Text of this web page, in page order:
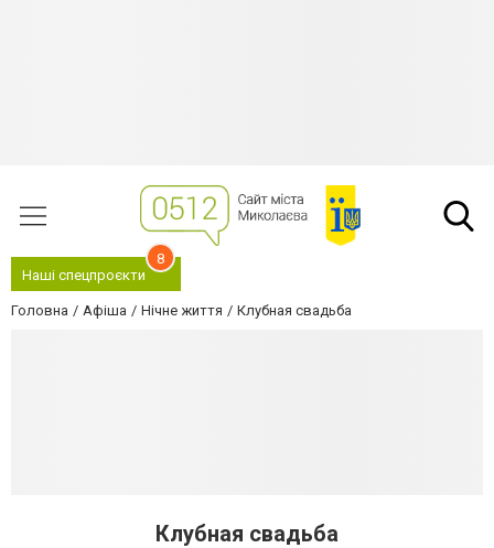
Наші спецпроєкти
8
Головна Афіша Нічне життя Клубная свадьба
Клубная свадьба